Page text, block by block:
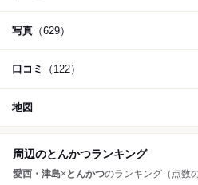
写真 （629）
口コミ （122）
地図
周辺のとんかつランキング
愛西・津島× とんかつのランキング（点数